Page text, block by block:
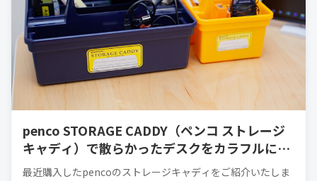
penco STORAGE CADDY（ペンコ ストレージ
キャディ）で散らかったデスクをカラフルに収
納！
最近購入したpencoのストレージキャディをご紹介いたしま